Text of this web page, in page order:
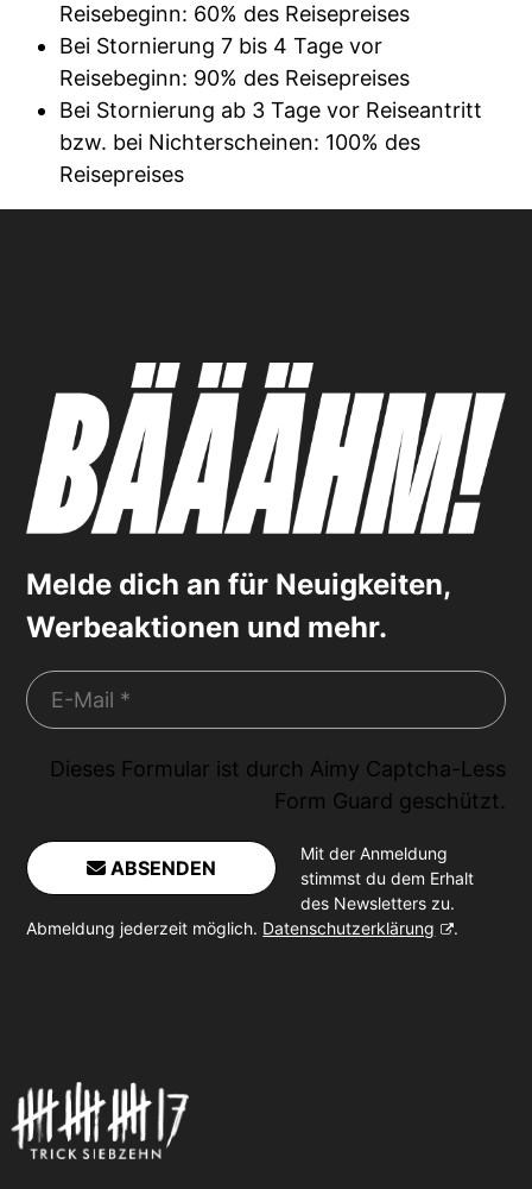
Reisebeginn: 60% des Reisepreises
Bei Stornierung 7 bis 4 Tage vor
Reisebeginn: 90% des Reisepreises
Bei Stornierung ab 3 Tage vor Reiseantritt
bzw. bei Nichterscheinen: 100% des
Reisepreises
Melde dich an für Neuigkeiten,
Werbeaktionen und mehr.
Dieses Formular ist durch Aimy Captcha-Less
Form Guard geschützt.
ABSENDEN
Mit der Anmeldung
stimmst du dem Erhalt
des Newsletters zu.
Abmeldung jederzeit möglich. Datenschutzerklärung .